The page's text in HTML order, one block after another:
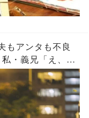
もアンタも不良
・義兄「え、知
蒼白に